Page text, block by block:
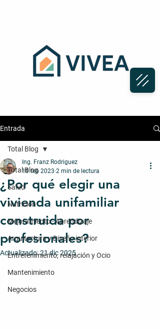
Entrada
Total Blog
Salud
Nutrición
Mejoramiento - Aprendizaje
Arquitectura y Diseño interior
Entretenimiento, relajación y Ocio
Mantenimiento
Negocios
Total Blog
¿Por qué elegir una
vivienda unifamiliar
construida por
profesionales?
Ing. Franz Rodriguez
19 feb 2023 2 min de lectura
Actualizado:21 dic 2025